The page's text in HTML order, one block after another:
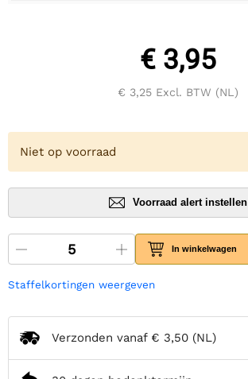
€ 3,95
€ 3,25 Excl. BTW (NL)
Niet op voorraad
Voorraad alert instellen
In winkelwagen
Staffelkortingen weergeven
Verzonden vanaf € 3,50 (NL)